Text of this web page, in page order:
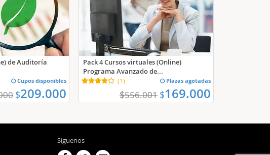
de Auditoría
Cupos disponibles
$209.000
Pack 4 Cursos virtuales (Online)
Programa Avanzado de...
(1) Plazas agotadas
$556.001 $169.000
Síguenos